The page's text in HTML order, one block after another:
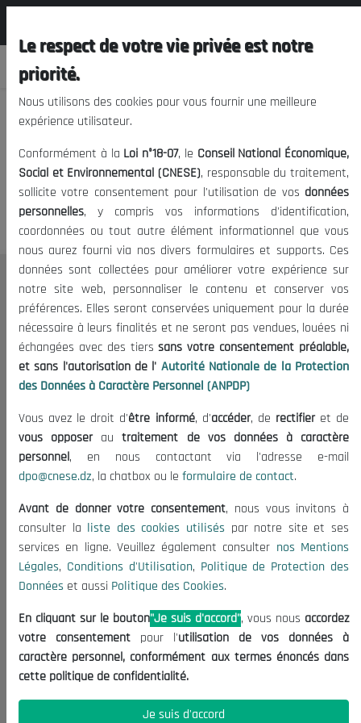
Nous vous prions de nous
excuser, mais l'accès à ce
contenu est restreint.
Le CNESE
A Propos
Le président
Organisation
Publications
Informations utiles
Appels d'offres et Consultations
Mentions Légales
Conditions d'Utilisation
Politique de Protection des Données
Politique des Cookies
Nous Contacter
(+213) 021 98 01 00|01|02
contact@cnese.dz
Suggestions ou Initiatives ?
Newsletter
dernières nouvelles.
Le respect de votre vie privée est notre
priorité.
Nous utilisons des cookies pour vous fournir une meilleure
expérience utilisateur.
Conformément à la Loi n°18-07, le Conseil National Économique,
Social et Environnemental (CNESE), responsable du traitement,
sollicite votre consentement pour l'utilisation de vos données
personnelles, y compris vos informations d'identification,
coordonnées ou tout autre élément informationnel que vous
nous aurez fourni via nos divers formulaires et supports. Ces
données sont collectées pour améliorer votre expérience sur
notre site web, personnaliser le contenu et conserver vos
préférences. Elles seront conservées uniquement pour la durée
nécessaire à leurs finalités et ne seront pas vendues, louées ni
échangées avec des tierssans votre consentement préalable,
et sans l'autorisation de l' Autorité Nationale de la Protection
des Données à Caractère Personnel (ANPDP)
Vous avez le droit d'être informé, d'accéder, de rectifieret de
vous opposerautraitement de vos données à caractère
personnel, en nous contactant via l'adresse e-mail
dpo@cnese.dz, la chatbox ou le formulaire de contact.
Avant de donner votre consentement, nous vous invitons à
consulter la liste des cookies utilisés par notre site et ses
services en ligne. Veuillez également consulter nos Mentions
Légales, Conditions d'Utilisation, Politique de Protection des
Données et aussi Politique des Cookies.
En cliquant sur le bouton"Je suis d'accord", vous nous accordez
votre consentement pour l'utilisation de vos données à
caractère personnel, conformément aux termes énoncés dans
cette politique de confidentialité.
Je suis d'accord